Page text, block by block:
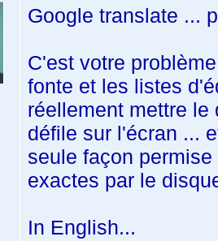
Google translate ...
C'est votre
fonte et les listes
réellement mettre le
défile sur l'écran ...
seule façon
exactes par le
In English...